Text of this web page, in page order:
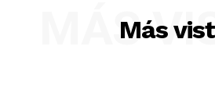
SUSCRIBETE
Más
MÁS